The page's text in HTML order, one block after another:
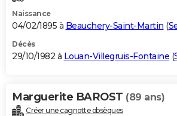
Naissance
04/02/1895 à Beauchery-Saint-Martin (
Décès
29/10/1982 à Louan-Villegruis-Fontaine (
Marguerite BAROST (89 ans)
Créer une cagnotte obsèques